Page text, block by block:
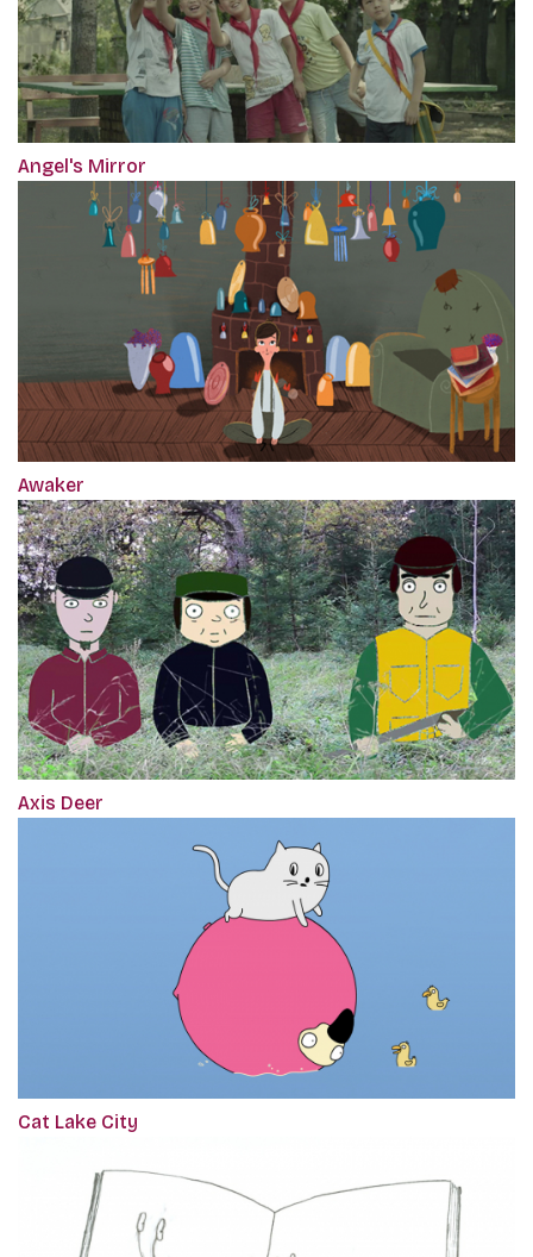
Angel's Mirror
Awaker
Axis Deer
Cat Lake City